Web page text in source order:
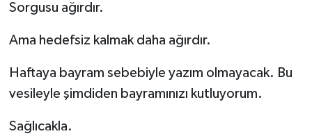
Sorgusu ağırdır.
Ama hedefsiz kalmak daha ağırdır.
Haftaya bayram sebebiyle yazım olmayacak. Bu
vesileyle şimdiden bayramınızı kutluyorum.
Sağlıcakla.